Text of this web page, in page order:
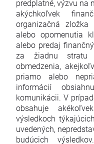
predplatné, výzvu na
akýchkoľvek
organizačná zložka
alebo opomenutia
alebo predaj
za žiadnu stratu
obmedzenia,
priamo alebo
informácií
komunikácii. V
obsahuje
výsledkoch
uvedených,
budúcich